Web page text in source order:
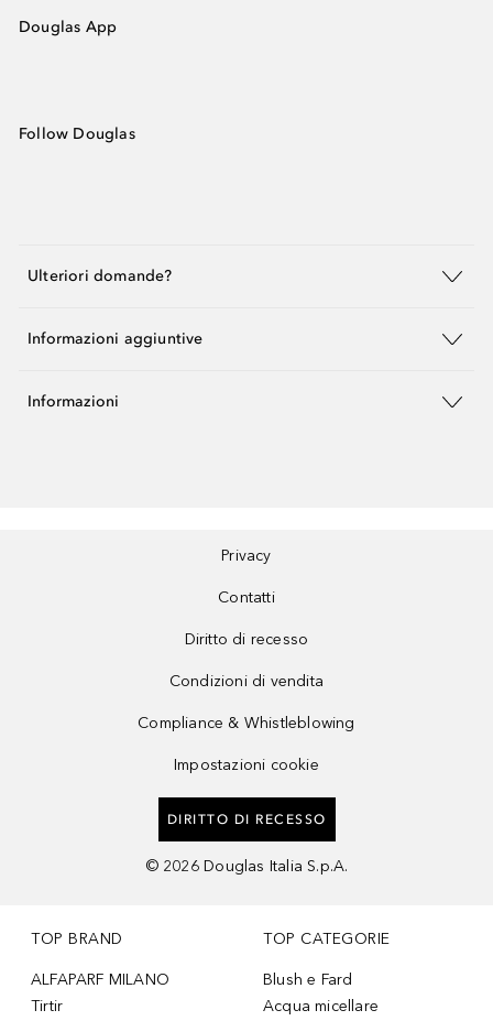
Douglas App
Follow Douglas
Ulteriori domande?
Informazioni aggiuntive
Informazioni
Privacy
Contatti
Diritto di recesso
Condizioni di vendita
Compliance & Whistleblowing
Impostazioni cookie
DIRITTO DI RECESSO
© 2026 Douglas Italia S.p.A.
TOP BRAND
ALFAPARF MILANO
Tirtir
TOP CATEGORIE
Blush e Fard
Acqua micellare